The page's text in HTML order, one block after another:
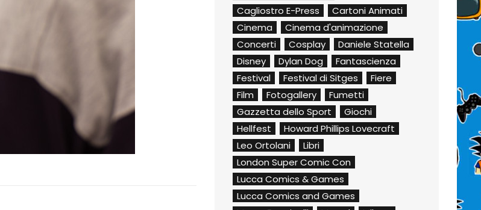
Cagliostro E-Press
Cartoni Animati
Cinema
Cinema d'animazione
Concerti
Cosplay
Daniele Statella
Disney
Dylan Dog
Fantascienza
Festival
Festival di Sitges
Fiere
Film
Fotogallery
Fumetti
Gazzetta dello Sport
Giochi
Hellfest
Howard Phillips Lovecraft
Leo Ortolani
Libri
London Super Comic Con
Lucca Comics & Games
Lucca Comics and Games